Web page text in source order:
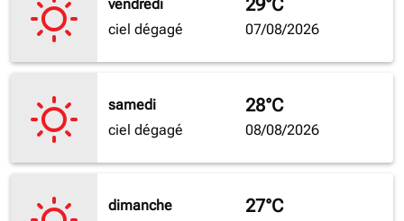
vendredi
ciel dégagé
29°C
07/08/2026
samedi
ciel dégagé
28°C
08/08/2026
dimanche
27°C